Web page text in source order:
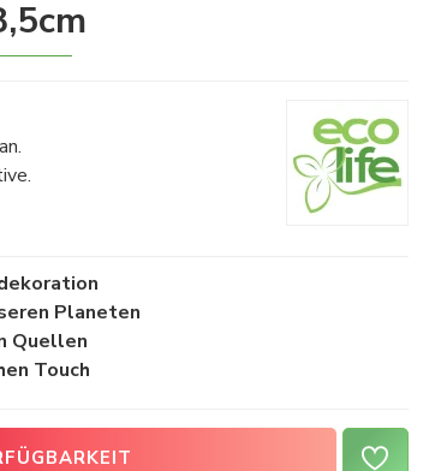
Planeten
Quellen
Touch